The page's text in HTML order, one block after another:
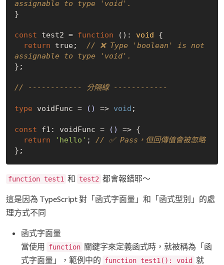
assignable to type 'void'.
}
const test2 = function ( ): void
{
return
true; // ❌ Type 'boolean' is not
assignable to type 'void'.
};
// ------------ 分隔線 ------------
type voidFunc = () => void ;
const f1: voidFunc = () => {
return
'hello' ; // ✅ Pass，但回傳值會被忽略
function test1 和 test2 都會報錯耶～
這是因為 TypeScript 對「函式字面量」和「函式型別」的處
理方式不同
函式字面量
當使用 function 關鍵字來定義函式時，就被稱為「函
式字面量」，範例中的 function test1(): void 就